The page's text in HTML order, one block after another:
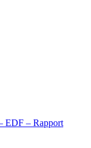
EDF – Rapport